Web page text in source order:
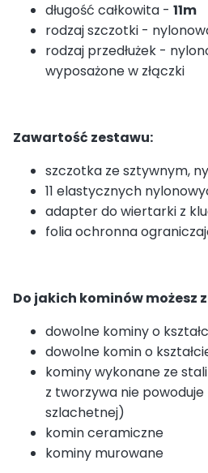
długość całkowita - 11m
rodzaj szczotki -
rodzaj przedłużek -
wyposażone w złączki
Zawartość zestawu:
szczotka ze sztywnym,
11 elastycznych
adapter do wiertarki z
folia ochronna
Do jakich kominów możesz
dowolne kominy o
dowolne komin o
kominy wykonane ze
z tworzywa nie powoduje
szlachetnej)
komin ceramiczne
kominy murowane